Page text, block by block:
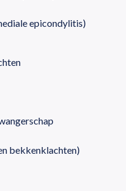
epicondylitis)
bekkenklachten)